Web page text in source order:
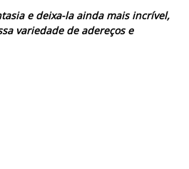
e deixa-la ainda mais incrível,
variedade de adereços e